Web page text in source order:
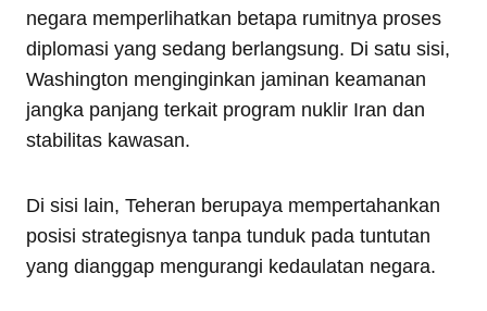
negara memperlihatkan betapa rumitnya proses
diplomasi yang sedang berlangsung. Di satu sisi,
Washington menginginkan jaminan keamanan
jangka panjang terkait program nuklir Iran dan
stabilitas kawasan.
Di sisi lain, Teheran berupaya mempertahankan
posisi strategisnya tanpa tunduk pada tuntutan
yang dianggap mengurangi kedaulatan negara.